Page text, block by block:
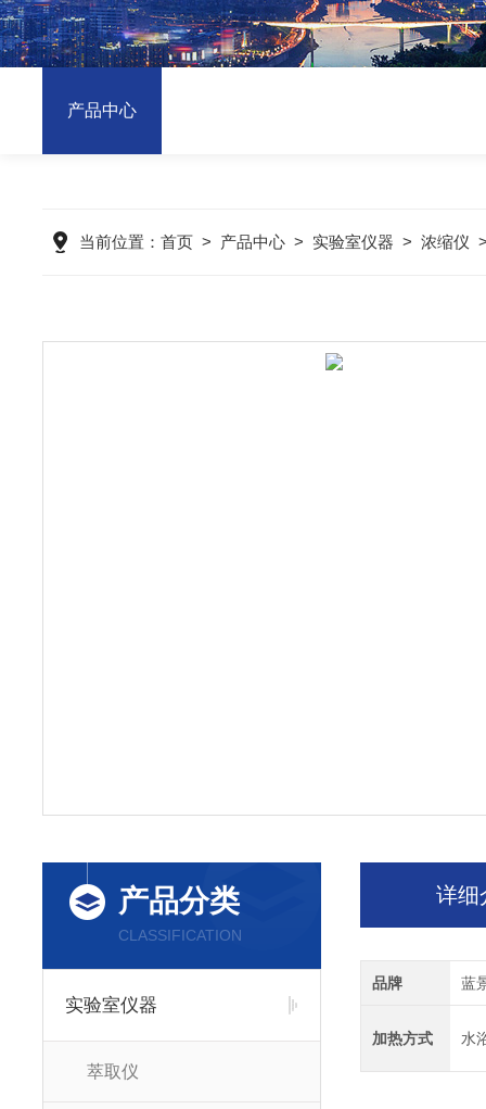
产品中心
当前位置： 首页 > 产品中心 > 实验室仪器 > 浓缩仪
产品分类
CLASSIFICATION
实验室仪器
萃取仪
详细
品牌 蓝
加热方式 水